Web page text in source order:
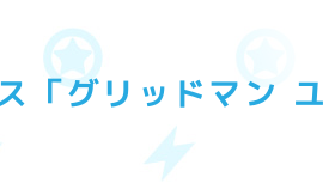
「グリッドマン